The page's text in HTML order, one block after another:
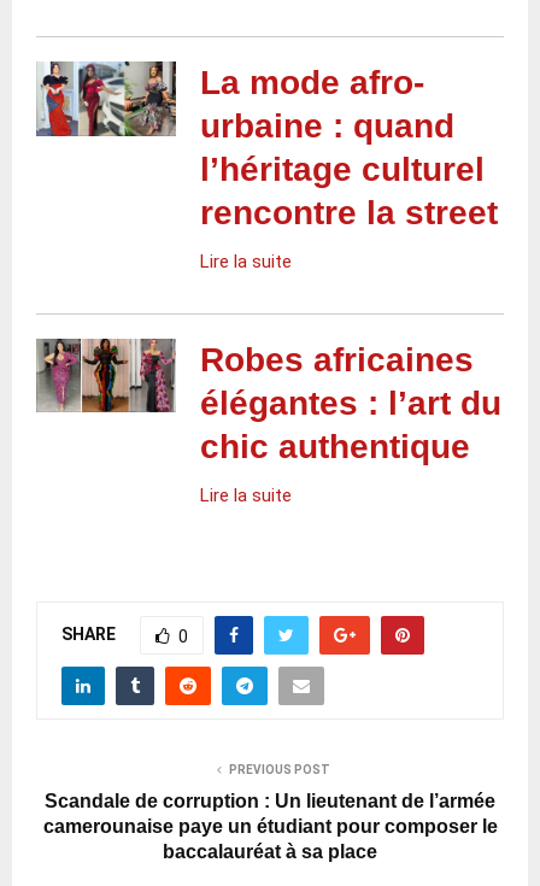
La mode afro-
urbaine : quand
l’héritage culturel
rencontre la street
Lire la suite
Robes africaines
élégantes : l’art du
chic authentique
Lire la suite
SHARE 0
PREVIOUS POST
Scandale de corruption : Un lieutenant de l’armée
camerounaise paye un étudiant pour composer le
baccalauréat à sa place